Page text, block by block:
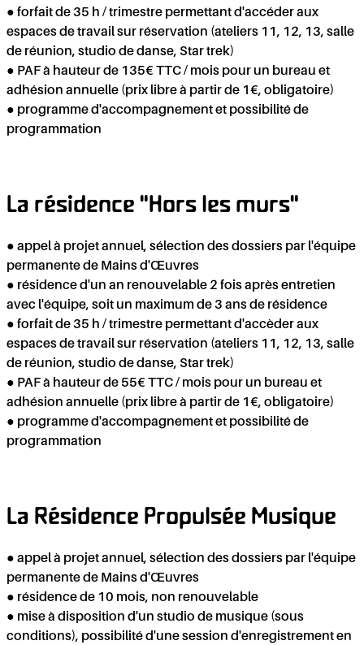
● forfait de 35 h / trimestre permettant d'accéder aux
espaces de travail sur réservation (ateliers 11, 12, 13, salle
de réunion, studio de danse, Star trek)
● PAF à hauteur de 135€ TTC / mois pour un bureau et
adhésion annuelle (prix libre à partir de 1€, obligatoire)
● programme d'accompagnement et possibilité de
programmation
La résidence "Hors les murs"
● appel à projet annuel, sélection des dossiers par l'équipe
permanente de Mains d'Œuvres
● résidence d'un an renouvelable 2 fois après entretien
avec l'équipe, soit un maximum de 3 ans de résidence
● forfait de 35 h / trimestre permettant d'accèder aux
espaces de travail sur réservation (ateliers 11, 12, 13, salle
de réunion, studio de danse, Star trek)
● PAF à hauteur de 55€ TTC / mois pour un bureau et
adhésion annuelle (prix libre à partir de 1€, obligatoire)
● programme d'accompagnement et possibilité de
programmation
La Résidence Propulsée Musique
● appel à projet annuel, sélection des dossiers par l'équipe
permanente de Mains d'Œuvres
● résidence de 10 mois, non renouvelable
● mise à disposition d'un studio de musique (sous
conditions), possibilité d'une session d'enregistrement en